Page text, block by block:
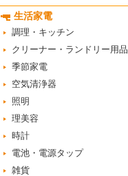
生活家電
調理・キッチン
クリーナー・ランドリー用品
季節家電
空気清浄器
照明
理美容
時計
電池・電源タップ
雑貨